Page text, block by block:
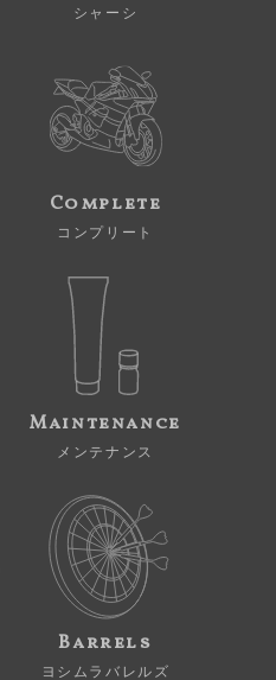
シャーシ
Complete
コンプリート
Maintenance
メンテナンス
Barrels
ヨシムラバレルズ